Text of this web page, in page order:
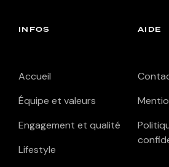
INFOS
Accueil
Équipe et valeurs
Engagement et qualité
Lifestyle
AIDE